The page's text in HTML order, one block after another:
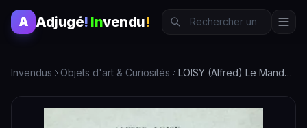
A Adjugé! Invendu!
Invendus Objets d'art & Curiosités LOISY (Alfred) Le Mandéisme et les origines chreétiennes. Pa…